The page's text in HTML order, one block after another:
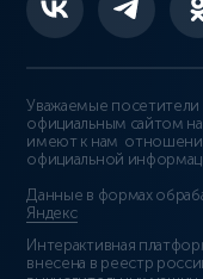
Уважаемые посетители
официальным сайтом
имеют к нам
официальной
Данные в формах
Яндекс
Интерактивная
внесена в реестр